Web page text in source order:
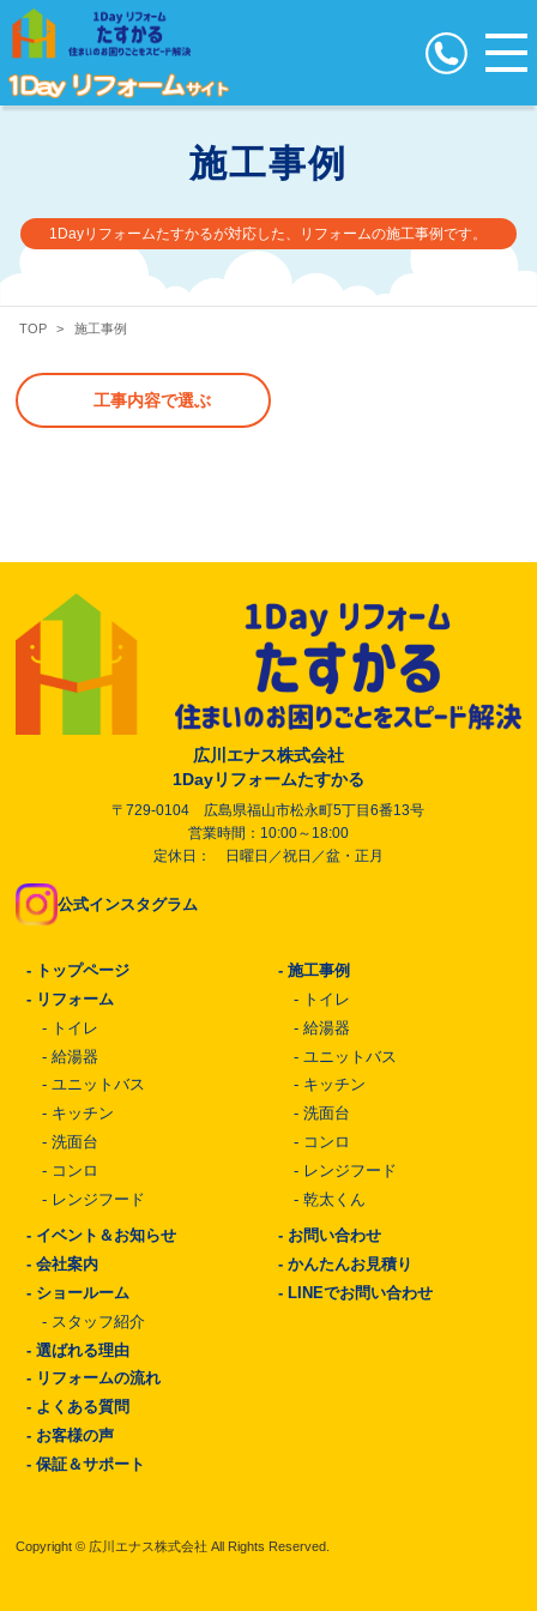
施工事例
1Dayリフォームたすかるが対応した、リフォームの施工事例です。
TOP > 施工事例
工事内容で選ぶ
広川エナス株式会社
1Dayリフォームたすかる
〒729-0104 広島県福山市松永町5丁目6番13号
営業時間：10:00～18:00
定休日： 日曜日／祝日／盆・正月
公式インスタグラム
- トップページ
- リフォーム
- トイレ
- 給湯器
- ユニットバス
- キッチン
- 洗面台
- コンロ
- レンジフード
-施工事例
- トイレ
-給湯器
- ユニットバス
- キッチン
-洗面台
- コンロ
- レンジフード
-乾太くん
- イベント＆お知らせ
- 会社案内
- ショールーム
- スタッフ紹介
- 選ばれる理由
- リフォームの流れ
- よくある質問
- お客様の声
- 保証＆サポート
- お問い合わせ
-かんたんお見積り
- LINEでお問い合わせ
Copyright © 広川エナス株式会社 All Rights Reserved.